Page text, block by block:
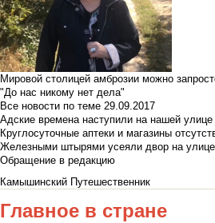
Мировой столицей амброзии можно
"До нас никому нет дела"
Все новости по теме 29.09.2017
Адские времена наступили на нашей
Круглосуточные аптеки и магазины
Железными штырями усеяли двор на
Обращение в редакцию
Камышинский Путешественник
Главное в стране